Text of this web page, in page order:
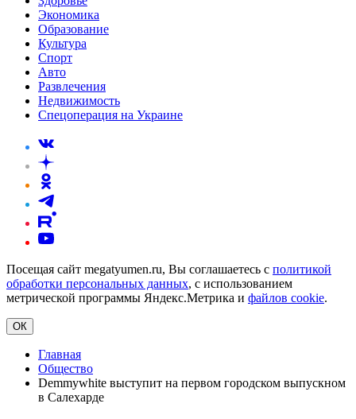
Экономика
Образование
Культура
Спорт
Авто
Развлечения
Недвижимость
Спецоперация на Украине
Посещая сайт megatyumen.ru, Вы соглашаетесь с политикой
обработки персональных данных, с использованием
метрической программы Яндекс.Метрика и файлов cookie.
ОК
Главная
Общество
Demmywhite выступит на первом городском выпускном
в Салехарде